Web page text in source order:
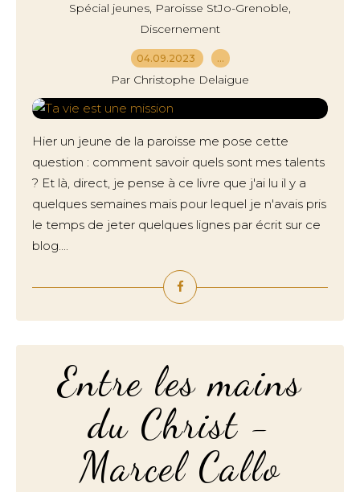
Spécial jeunes, Paroisse StJo-Grenoble,
Discernement
04.09.2023 …
Par Christophe Delaigue
Hier un jeune de la paroisse me pose cette
question : comment savoir quels sont mes talents
? Et là, direct, je pense à ce livre que j'ai lu il y a
quelques semaines mais pour lequel je n'avais pris
le temps de jeter quelques lignes par écrit sur ce
blog....
Entre les mains
du Christ -
Marcel Callo